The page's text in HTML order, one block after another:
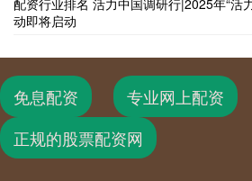
动即将启动
免息配资
专业网上配资
正规的股票配资网